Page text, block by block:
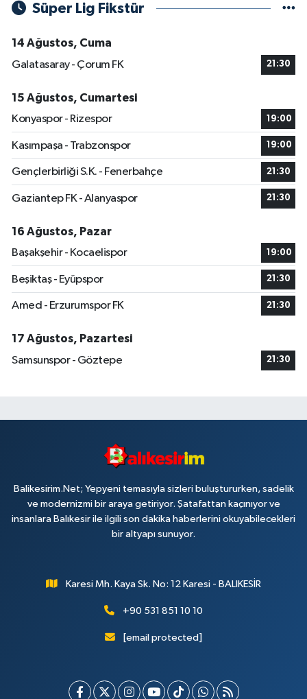
Süper Lig Fikstür
14 Ağustos, Cuma
Galatasaray - Çorum FK
21:30
15 Ağustos, Cumartesi
Konyaspor - Rizespor
19:00
Kasımpaşa - Trabzonspor 19:00
Gençlerbirliği S.K. - Fenerbahçe 21:30
Gaziantep FK - Alanyaspor 21:30
16 Ağustos, Pazar
Başakşehir - Kocaelispor
19:00
Beşiktaş - Eyüpspor 21:30
Amed - Erzurumspor FK 21:30
17 Ağustos, Pazartesi
Samsunspor - Göztepe
21:30
Balikesirim.Net; Yepyeni temasıyla sizleri buluştururken, sadelik
ve modernizmi bir araya getiriyor. Şatafattan kaçınıyor ve
insanlara Balıkesir ile ilgili son dakika haberlerini okuyabilecekleri
bir altyapı sunuyor.
Karesi Mh. Kaya Sk. No: 12 Karesi - BALIKESİR
+90 531 851 10 10
[email protected]